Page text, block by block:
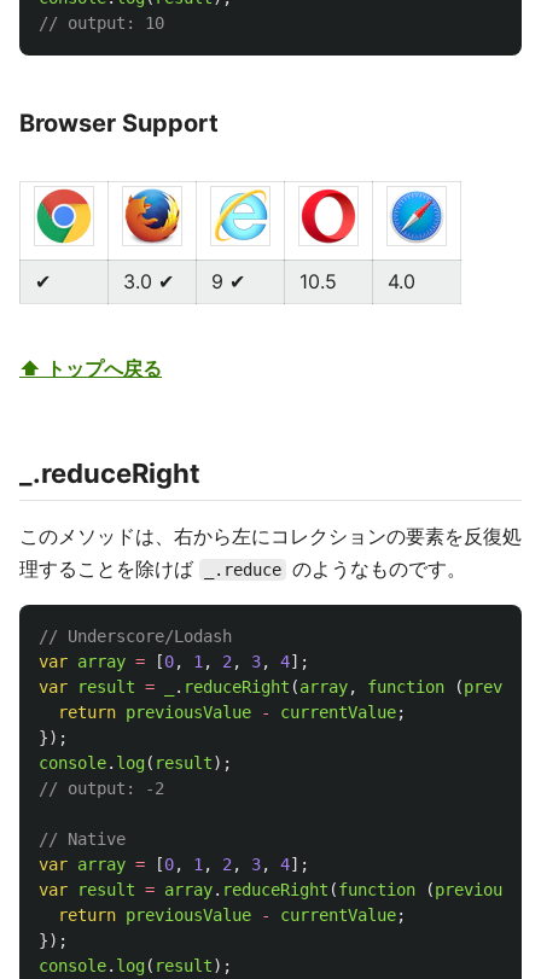
// output: 10
Browser Support
✔ 3.0 ✔ 9 ✔ 10.5 4.0
⬆ トップへ戻る
_.reduceRight
このメソッドは、右から左にコレクションの要素を反復処
理することを除けば
_.reduce のようなものです。
// Underscore/Lodash
var array = [0, 1 , 2 , 3, 4];
var
result = . reduceRight (array, function (
return previousValue - currentValue;
});
console. log( result);
// output: -2
// Native
var array = [0, 1 , 2 , 3, 4];
var
result = array. reduceRight (function (
return previousValue - currentValue;
});
console. log( result);